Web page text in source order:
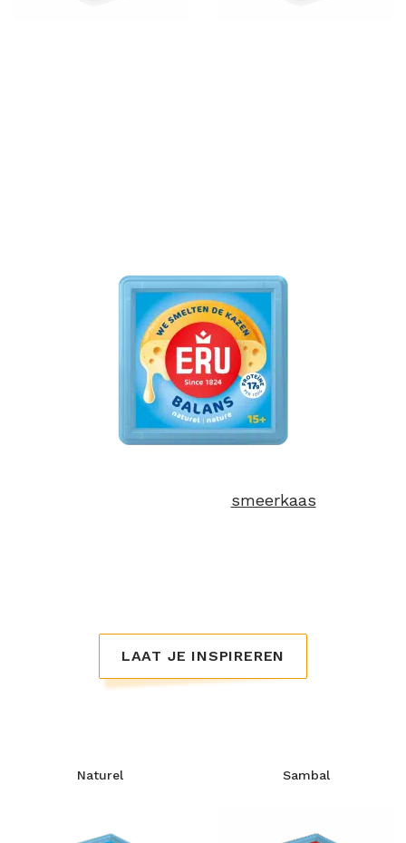
smeerkaas
LAAT JE INSPIREREN
Naturel Sambal